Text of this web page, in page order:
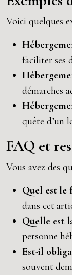
Voici quelques
faciliter ses
démarches
quête d’un
FAQ et
Vous avez des
Quel est le
dans cet
Quelle est
personne
Est-il
souvent